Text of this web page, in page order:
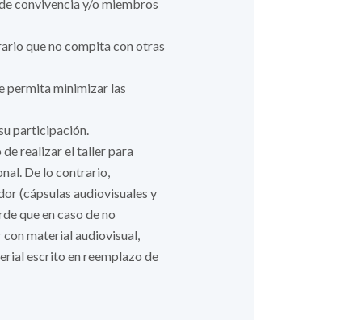
convivencia y/o miembros
que no compita con otras
permita minimizar las
participación.
realizar el taller para
De lo contrario,
(cápsulas audiovisuales y
que en caso de no
material audiovisual,
escrito en reemplazo de